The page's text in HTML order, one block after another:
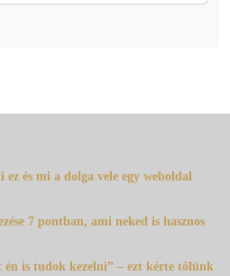
és mi a dolga vele egy weboldal
7 pontban, ami neked is hasznos
is tudok kezelni” – ezt kérte tőlünk